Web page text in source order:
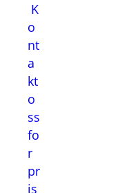
K
o
nt
a
kt
o
ss
fo
r
pr
is